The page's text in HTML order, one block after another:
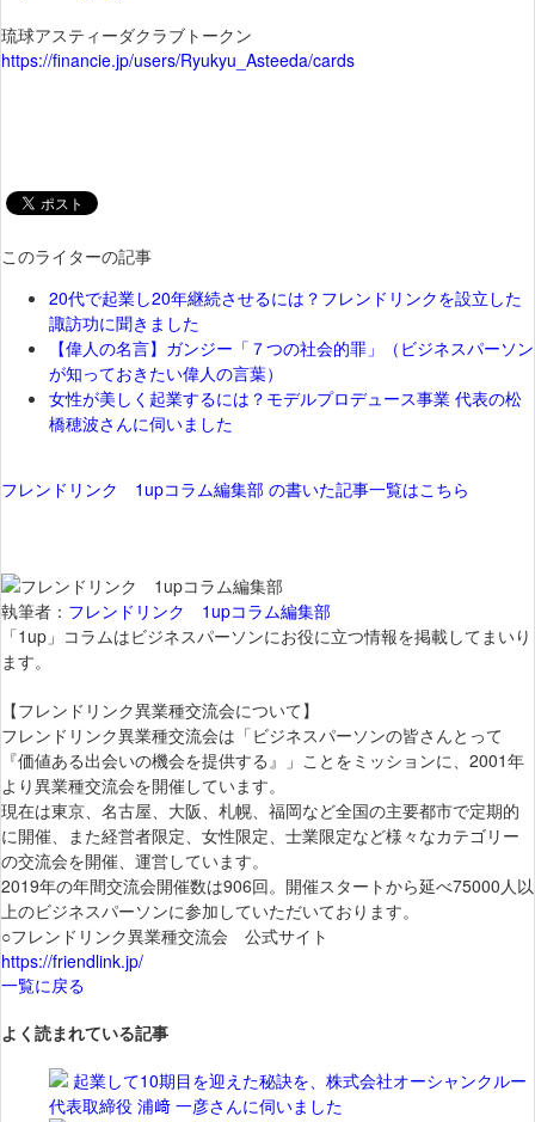
琉球アスティーダクラブトークン
https://financie.jp/users/Ryukyu_Asteeda/cards
このライターの記事
20代で起業し20年継続させるには？フレンドリンクを設立した
諏訪功に聞きました
【偉人の名言】ガンジー「７つの社会的罪」（ビジネスパーソン
が知っておきたい偉人の言葉）
女性が美しく起業するには？モデルプロデュース事業 代表の松
橋穂波さんに伺いました
フレンドリンク 1upコラム編集部 の書いた記事一覧はこちら
執筆者： フレンドリンク 1upコラム編集部
「1up」コラムはビジネスパーソンにお役に立つ情報を掲載してまいり
ます。
【フレンドリンク異業種交流会について】
フレンドリンク異業種交流会は「ビジネスパーソンの皆さんとって
『価値ある出会いの機会を提供する』」ことをミッションに、2001年
より異業種交流会を開催しています。
現在は東京、名古屋、大阪、札幌、福岡など全国の主要都市で定期的
に開催、また経営者限定、女性限定、士業限定など様々なカテゴリー
の交流会を開催、運営しています。
2019年の年間交流会開催数は906回。開催スタートから延べ75000人以
上のビジネスパーソンに参加していただいております。
○フレンドリンク異業種交流会 公式サイト
https://friendlink.jp/
一覧に戻る
よく読まれている記事
起業して10期目を迎えた秘訣を、株式会社オーシャンクルー
代表取締役 浦﨑 一彦さんに伺いました